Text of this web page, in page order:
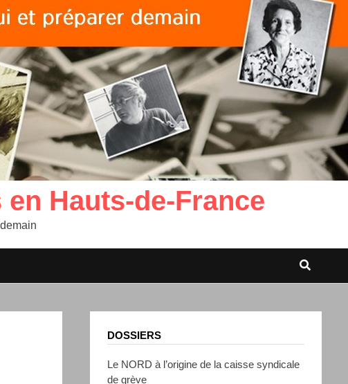
Hauts-de-France
DOSSIERS
Le NORD à l’origine de la caisse syndicale
de grève